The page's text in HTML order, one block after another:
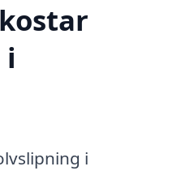
i